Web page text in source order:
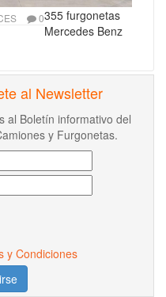
0355 furgonetas
Mercedes Benz
al Newsletter
al Boletín informativo del
y Furgonetas.
y Condiciones